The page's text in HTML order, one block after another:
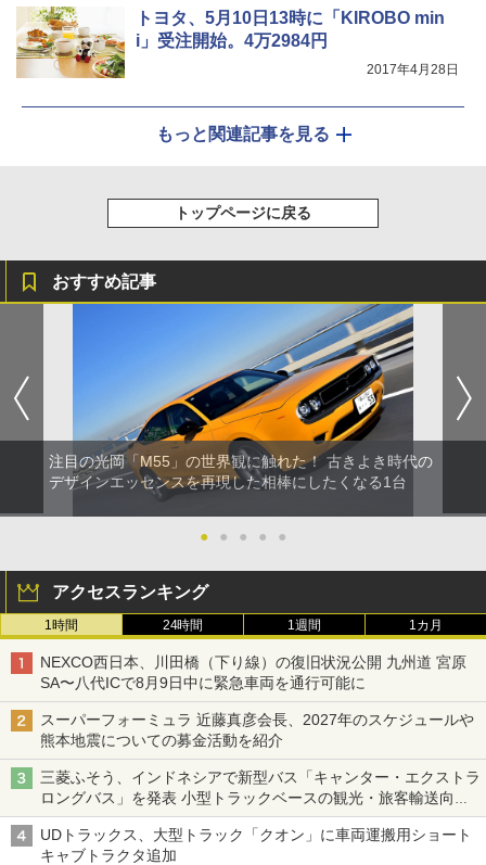
トヨタ、5月10日13時に「KIROBO min
i」受注開始。4万2984円
2017年4月28日
もっと関連記事を見る
トップページに戻る
おすすめ記事
注目の光岡「M55」の世界観に触れた！ 古きよき時代の
デザインエッセンスを再現した相棒にしたくなる1台
● ● ● ● ●
アクセスランキング
1時間 24時間 1週間 1カ月
NEXCO西日本、川田橋（下り線）の復旧状況公開 九州道 宮原
SA〜八代ICで8月9日中に緊急車両を通行可能に
スーパーフォーミュラ 近藤真彦会長、2027年のスケジュールや
熊本地震についての募金活動を紹介
三菱ふそう、インドネシアで新型バス「キャンター・エクストラ
ロングバス」を発表 小型トラックベースの観光・旅客輸送向け
バス
UDトラックス、大型トラック「クオン」に車両運搬用ショート
キャブトラクタ追加